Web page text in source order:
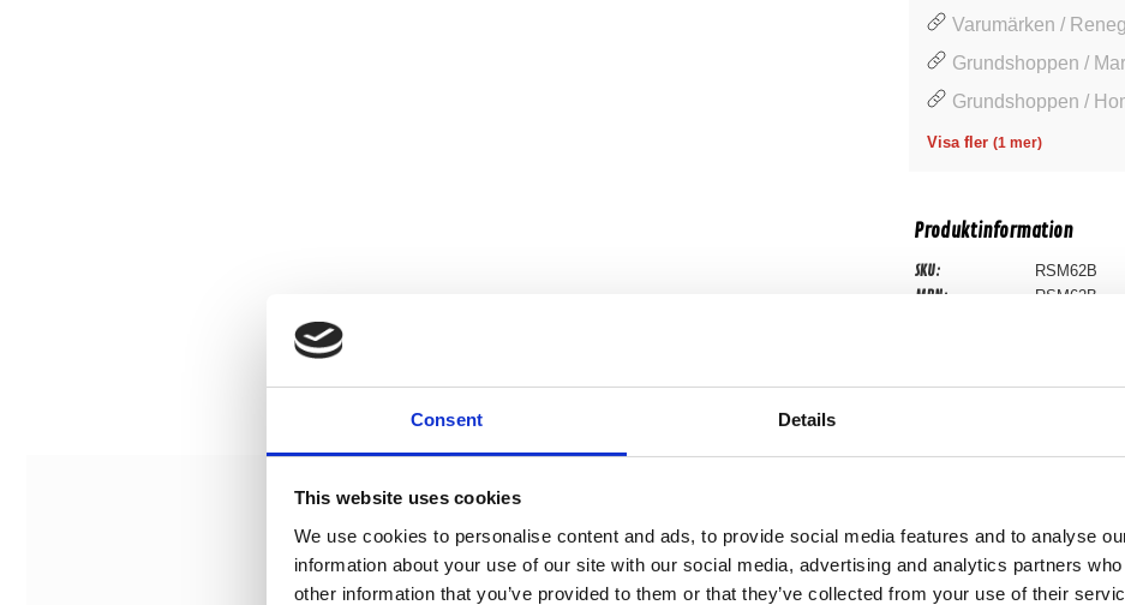
Consent Details
This website uses cookies
We use cookies to personalise content and ads, to provide social media features and to analyse
information about your use of our site with our social media, advertising and analytics partners
other information that you’ve provided to them or that they’ve collected from your use of their
Varumärken /
Grundshoppen /
Grundshoppen /
Visa fler (1 mer)
Produktinformation
SKU: RSM62B
MPN: RSM62B
Prishistorik
Lägsta pris de senaste
Recensioner
Produkten har inga recensioner